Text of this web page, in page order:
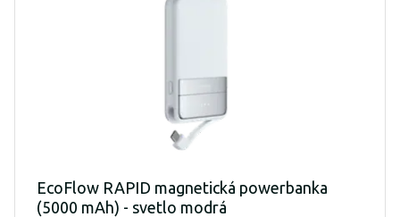
EcoFlow RAPID magnetická powerbanka
(5000 mAh) - svetlo modrá